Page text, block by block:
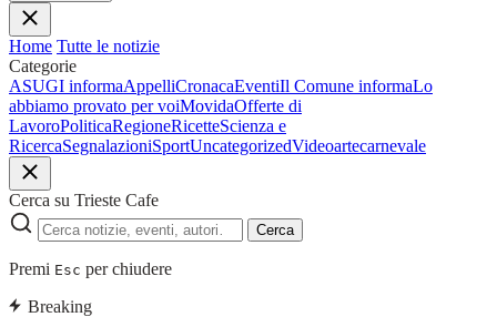
Home Tutte le notizie
Categorie
ASUGI informaAppelliCronacaEventiIl Comune informaLo
abbiamo provato per voiMovidaOfferte di
LavoroPoliticaRegioneRicetteScienza e
RicercaSegnalazioniSportUncategorizedVideoartecarnevale
Cerca su Trieste Cafe
Cerca
Premi Esc per chiudere
Breaking